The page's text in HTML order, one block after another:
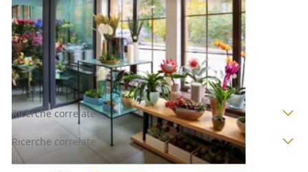
Pernumia (Padova)
Offerta minima
23.625 € 31.500 €
Codice asta: AJ7334611
Asta chiusa
Ricerche correlate
Ricerche correlate